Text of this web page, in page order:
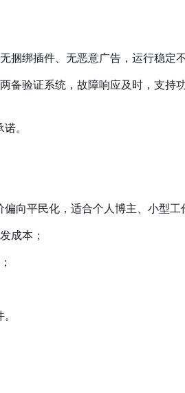
绑插件、无恶意广告，运行稳定不
备验证系统，故障响应及时，支持
。
向平民化，适合个人博主、小型工
成本；